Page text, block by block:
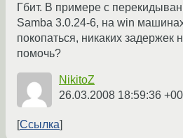
Гбит. В примере с
Samba 3.0.24-6, на win
покопаться, никаких задержек
помочь?
NikitoZ
26.03.2008 18:59:36
Ссылка